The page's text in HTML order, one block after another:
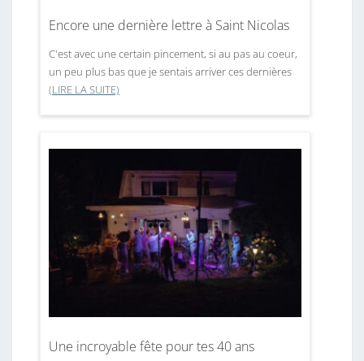
Encore une dernière lettre à Saint Nicolas
C'est avec une certain pincement, si au pas au coeur,
un peu plus bas que je sentais arriver ces dernières
(LIRE LA SUITE)
Une incroyable fête pour tes 40 ans